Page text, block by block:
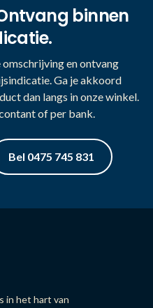
binnen
omschrijving en ontvang
Ga je akkoord
dan langs in onze winkel.
of per bank.
Bel 0475 745 831
in het hart van